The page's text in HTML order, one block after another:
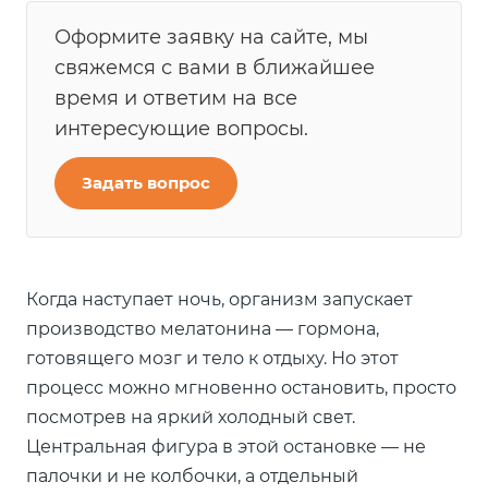
Оформите заявку на сайте, мы
свяжемся с вами в ближайшее
время и ответим на все
интересующие вопросы.
Задать вопрос
Когда наступает ночь, организм запускает
производство мелатонина — гормона,
готовящего мозг и тело к отдыху. Но этот
процесс можно мгновенно остановить, просто
посмотрев на яркий холодный свет.
Центральная фигура в этой остановке — не
палочки и не колбочки, а отдельный